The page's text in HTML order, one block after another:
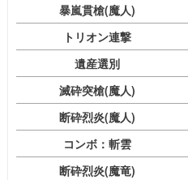
暴嵐貫槍(魔人)
トリオン連撃
遺産選別
滅砕突槍(魔人)
断砕烈炎(魔人)
コンボ：斬雲
断砕烈炎(魔竜)